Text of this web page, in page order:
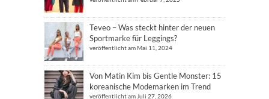
Teveo – Was steckt hinter der neuen
Sportmarke für Leggings?
veröffentlicht am Mai 11, 2024
Von Matin Kim bis Gentle Monster: 15
koreanische Modemarken im Trend
veröffentlicht am Juli 27, 2026